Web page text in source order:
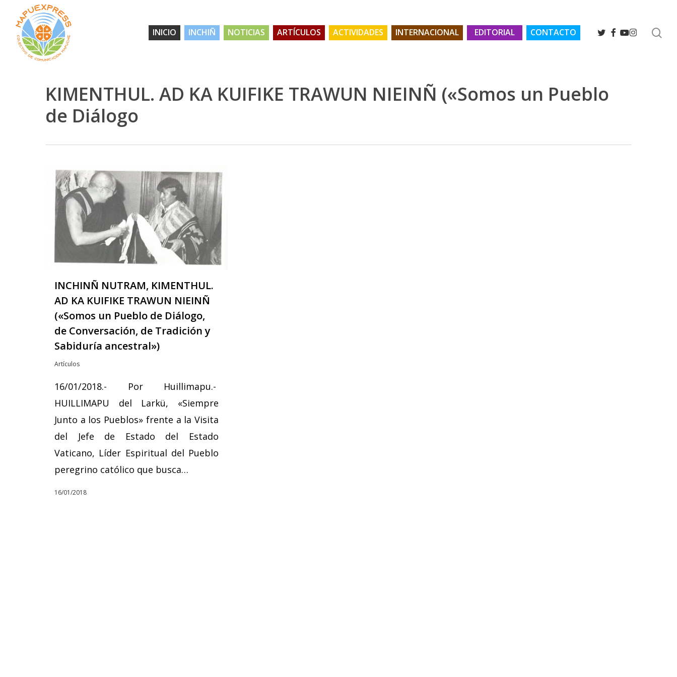
main
content
Hit enter to search or ESC to close
INICIO INCHIÑ NOTICIAS ARTÍCULOS ACTIVIDADES INTERNACIONAL EDITORIAL CONTACTO TWITTER
FACEBOOK
YOUTUBE
INSTAGRAM
KIMENTHUL. AD KA KUIFIKE TRAWUN NIEINÑ («Somos un Pueblo
de Diálogo
INCHINÑ NUTRAM, KIMENTHUL.
AD KA KUIFIKE TRAWUN NIEINÑ
(«Somos un Pueblo de Diálogo,
de Conversación, de Tradición y
Sabiduría ancestral»)
Artículos
16/01/2018.- Por Huillimapu.-
HUILLIMAPU del Larkü, «Siempre
Junto a los Pueblos» frente a la Visita
del Jefe de Estado del Estado
Vaticano, Líder Espiritual del Pueblo
peregrino católico que busca…
16/01/2018